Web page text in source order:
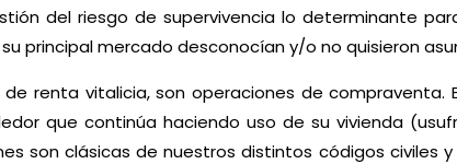
del riesgo de supervivencia lo determinante
principal mercado desconocían y/o no quisieron
renta vitalicia, son operaciones de
que continúa haciendo uso de su vivienda
son clásicas de nuestros distintos códigos